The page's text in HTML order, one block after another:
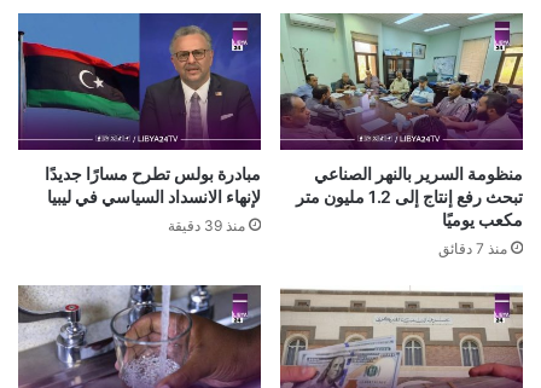
منظومة السرير بالنهر الصناعي
تبحث رفع إنتاج إلى 1.2 مليون متر
مكعب يوميًا
منذ 7 دقائق
مبادرة بولس تطرح مسارًا جديدًا
لإنهاء الانسداد السياسي في ليبيا
منذ 39 دقيقة